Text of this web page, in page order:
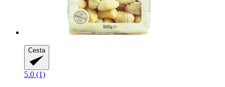
Cesta
5.0 (1)